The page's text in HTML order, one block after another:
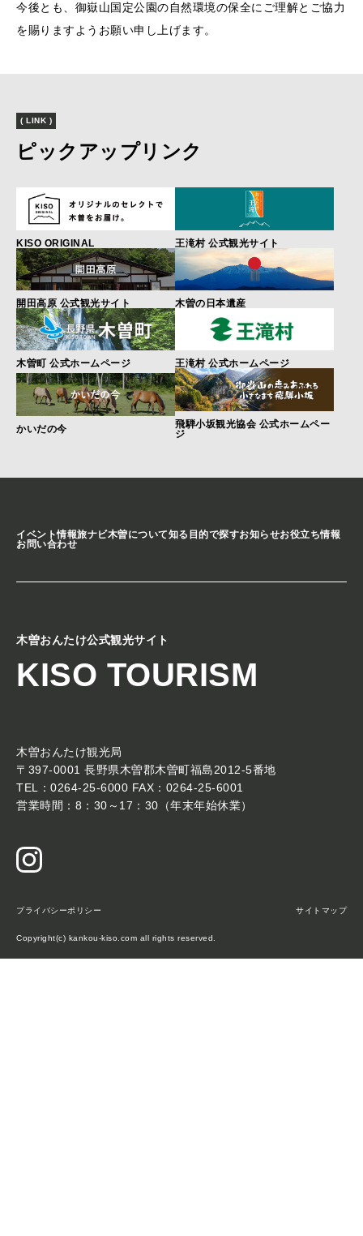
今後とも、御嶽山国定公園の自然環境の保全にご理解とご協力
を賜りますようお願い申し上げます。
( LINK )
ピックアップリンク
KISO ORIGINAL 王滝村 公式観光サイト
開田高原 公式観光サイト 木曽の日本遺産
木曽町 公式ホームページ 王滝村 公式ホームページ
かいだの今
飛騨小坂観光協会 公式ホームペー
ジ
イベント情報旅ナビ木曽について知る 目的で探すお知らせお役立ち情報
お問い合わせ
木曽おんたけ公式観光サイト
KISO TOURISM
木曽おんたけ観光局
〒397-0001 長野県木曽郡木曽町福島2012-5番地
TEL：0264-25-6000 FAX：0264-25-6001
営業時間：8：30～17：30（年末年始休業）
プライバシーポリシー サイトマップ
Copyright(c) kankou-kiso.com all rights reserved.